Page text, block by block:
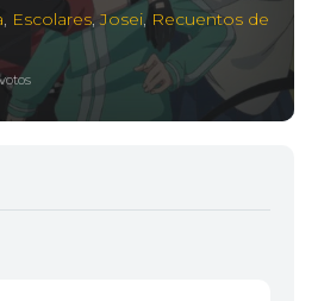
, Escolares,Josei, Recuentos de
votos